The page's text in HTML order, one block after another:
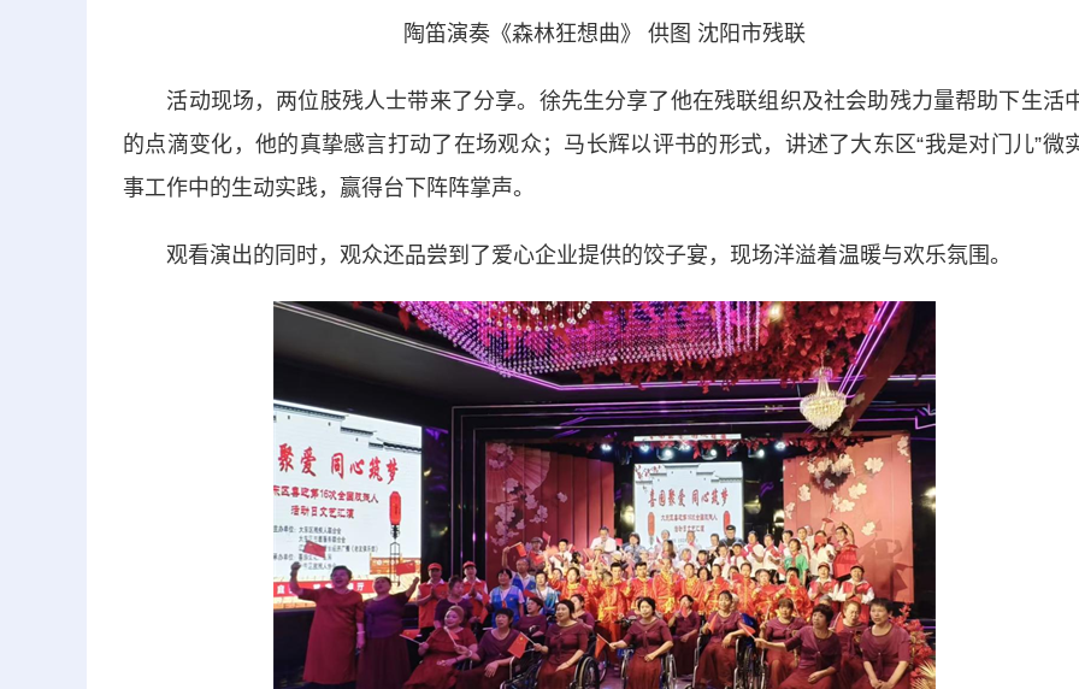
陶笛演奏《森林狂想曲》 供图 沈阳市残联
活动现场，两位肢残人士带来了分享。徐先生分享了他在残联组织及社会助残力量帮助下生活
的点滴变化，他的真挚感言打动了在场观众；马长辉以评书的形式，讲述了大东区“我是对门儿”微
事工作中的生动实践，赢得台下阵阵掌声。
观看演出的同时，观众还品尝到了爱心企业提供的饺子宴，现场洋溢着温暖与欢乐氛围。